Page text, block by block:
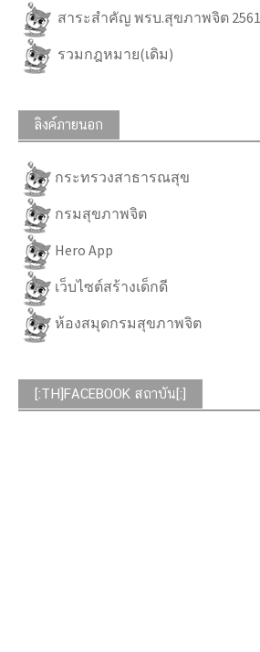
สาระสำคัญ พรบ.สุขภาพจิต 2561
รวมกฎหมาย(เดิม)
ลิงค์ภายนอก
กระทรวงสาธารณสุข
กรมสุขภาพจิต
Hero App
เว็บไซต์สร้างเด็กดี
ห้องสมุดกรมสุขภาพจิต
[:TH]FACEBOOK สถาบัน[:]